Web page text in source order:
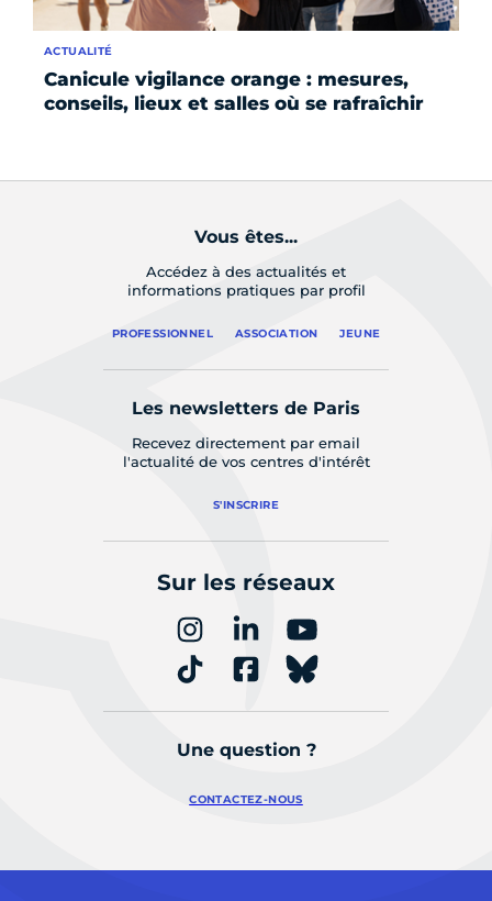
Canicule vigilance orange : mesures,
conseils, lieux et salles où se rafraîchir
ACTUALITÉ
Vous êtes...
Accédez à des actualités et
informations pratiques par profil
PROFESSIONNEL ASSOCIATION JEUNE
Les newsletters de Paris
Recevez directement par email
l'actualité de vos centres d'intérêt
S'INSCRIRE
Sur les réseaux
Une question ?
CONTACTEZ-NOUS